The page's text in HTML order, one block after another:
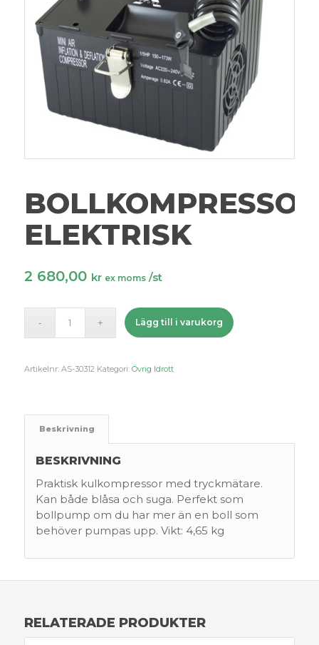
BOLLKOMPRESSOR
ELEKTRISK
2 680,00 kr ex moms /st
Lägg till i varukorg
Artikelnr: AS-30312 Kategori: Övrig Idrott
Beskrivning
BESKRIVNING
Praktisk kulkompressor med tryckmätare.
Kan både blåsa och suga. Perfekt som
bollpump om du har mer än en boll som
behöver pumpas upp. Vikt: 4,65 kg
RELATERADE PRODUKTER